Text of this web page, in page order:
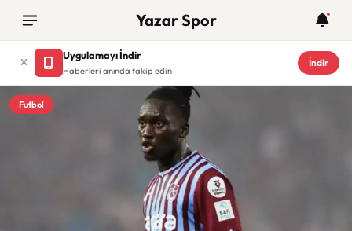
Yazar Spor
Uygulamayı İndir
Haberleri anında takip edin
İndir
Futbol